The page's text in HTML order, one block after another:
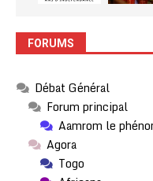
FORUMS
Débat Général
Forum principal
Aamrom le
Agora
Togo